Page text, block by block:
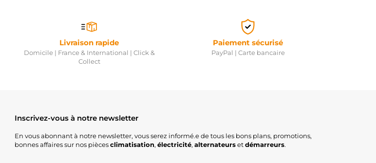
Livraison rapide
Domicile | France & International | Click &
Collect
Paiement sécurisé
PayPal | Carte bancaire
Inscrivez-vous à notre newsletter
En vous abonnant à notre newsletter, vous serez informé.e de tous les bons plans, promotions,
bonnes affaires sur nos piècesclimatisation, électricité, alternateursetdémarreurs.